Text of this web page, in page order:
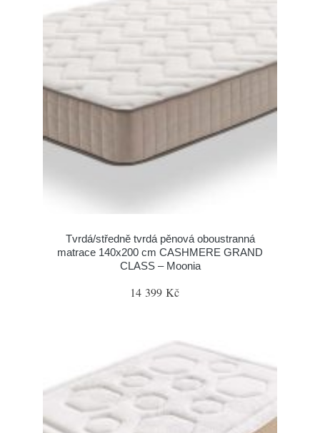
Tvrdá/středně tvrdá pěnová oboustranná
matrace 140x200 cm CASHMERE GRAND
CLASS – Moonia
14 399 Kč